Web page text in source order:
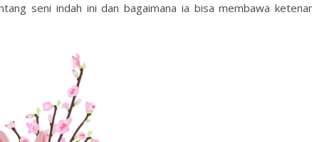
seni indah ini dan bagaimana ia bisa membawa